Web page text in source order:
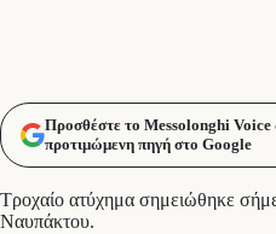
Προσθέστε το Messolonghi Voice
προτιμώμενη πηγή στο Google
Τροχαίο ατύχημα σημειώθηκε
Ναυπάκτου.